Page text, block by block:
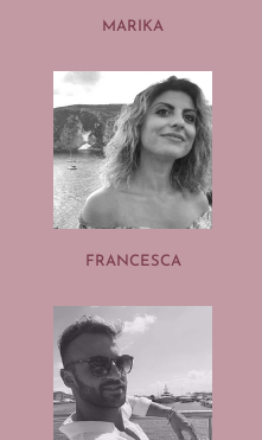
MARIKA
FRANCESCA